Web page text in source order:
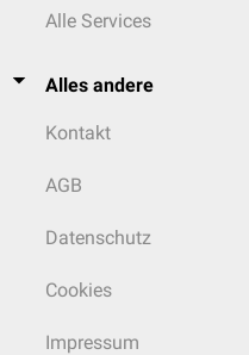
Alle Services
Alles andere
Kontakt
AGB
Datenschutz
Cookies
Impressum